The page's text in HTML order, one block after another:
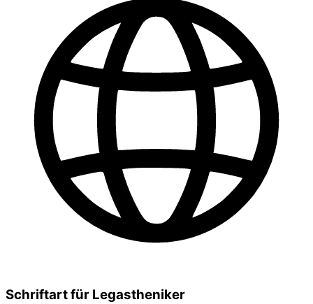
Schriftart für Legastheniker